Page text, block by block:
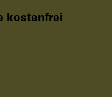
kostenfrei